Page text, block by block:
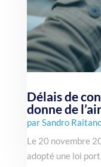
Délais de
donne de
parSandro
Le 20 novembre
adopté une loi